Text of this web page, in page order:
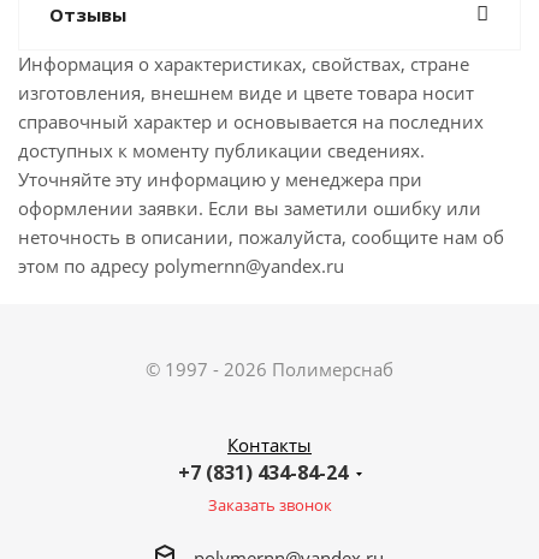
Отзывы
Информация о характеристиках, свойствах, стране
изготовления, внешнем виде и цвете товара носит
справочный характер и основывается на последних
доступных к моменту публикации сведениях.
Уточняйте эту информацию у менеджера при
оформлении заявки. Если вы заметили ошибку или
неточность в описании, пожалуйста, сообщите нам об
этом по адресу polymernn@yandex.ru
© 1997 - 2026 Полимерснаб
Контакты
+7 (831) 434-84-24
Заказать звонок